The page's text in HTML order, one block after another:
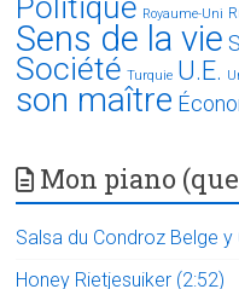
Politique Royaume-Uni
Sens de la vie
Société Turquie U.E.
son maître
Mon piano
Salsa du Condroz Belge y
Honey Rietjesuiker (2:52)